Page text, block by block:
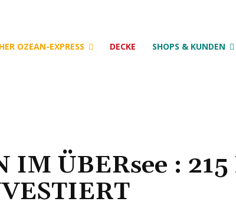
OZEAN-EXPRESS DECKE SHOPS & KUNDEN
IM ÜBERsee :